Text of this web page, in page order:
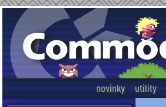
novinky utility